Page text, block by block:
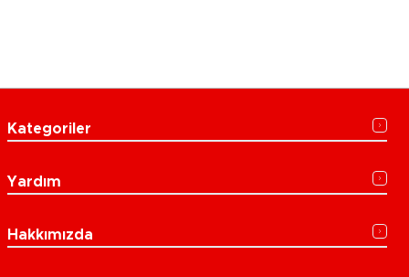
Kategoriler
Yardım
Hakkımızda